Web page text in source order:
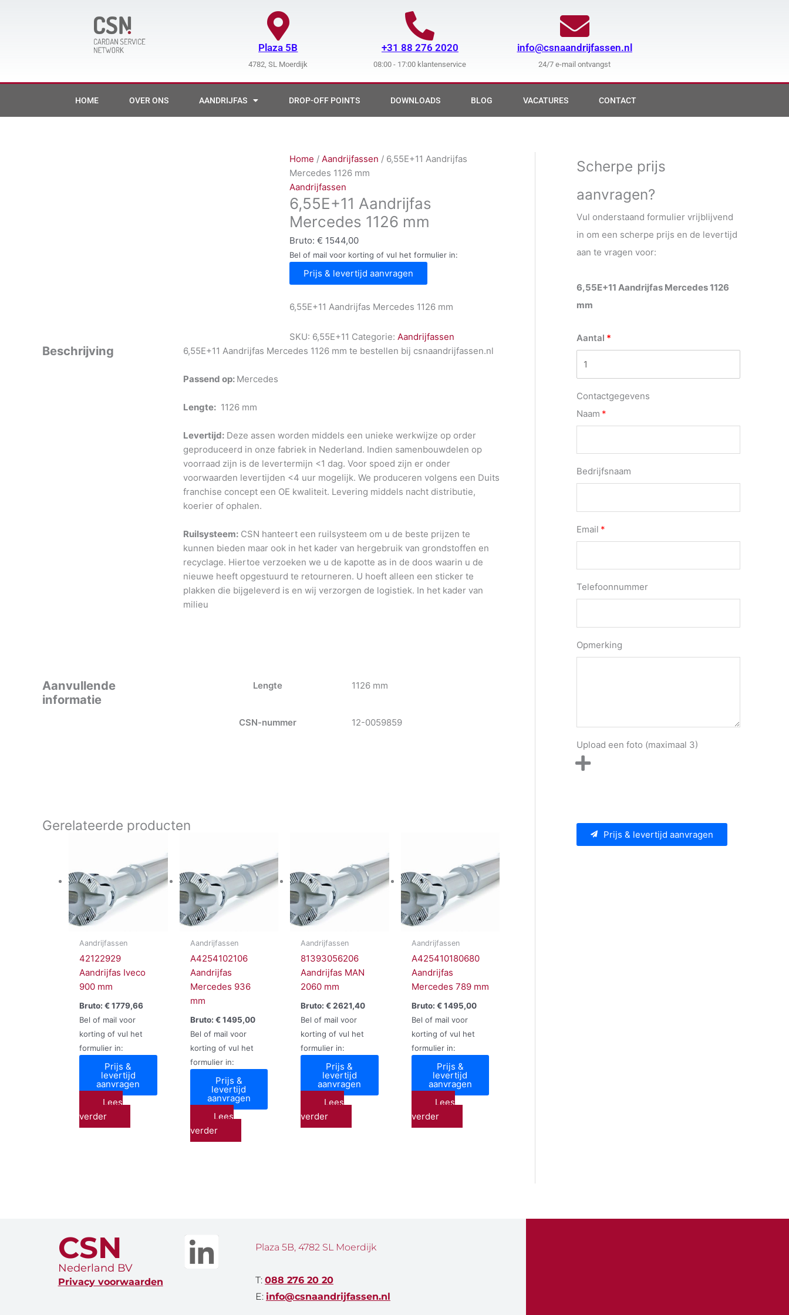
Plaza 5B
4782, SL Moerdijk
+31 88 276 2020
08:00 - 17:00 klantenservice
info@csnaandrijfassen.nl
24/7 e-mail ontvangst
HOME OVER ONS AANDRIJFAS DROP-OFF POINTS DOWNLOADS BLOG VACATURES CONTACT
Home / Aandrijfassen / 6,55E+11 Aandrijfas
Mercedes 1126 mm
Aandrijfassen
6,55E+11 Aandrijfas
Mercedes 1126 mm
Bruto: € 1544,00
Bel of mail voor korting of vul het formulier in:
Prijs & levertijd aanvragen
6,55E+11 Aandrijfas Mercedes 1126 mm
SKU: 6,55E+11 Categorie: Aandrijfassen
Beschrijving 6,55E+11 Aandrijfas Mercedes 1126 mm te bestellen bij csnaandrijfassen.nl
Passend op: Mercedes
Lengte: 1126 mm
Levertijd: Deze assen worden middels een unieke werkwijze op order
geproduceerd in onze fabriek in Nederland. Indien samenbouwdelen op
voorraad zijn is de levertermijn <1 dag. Voor spoed zijn er onder
voorwaarden levertijden <4 uur mogelijk. We produceren volgens een Duits
franchise concept een OE kwaliteit. Levering middels nacht distributie,
koerier of ophalen.
Ruilsysteem: CSN hanteert een ruilsysteem om u de beste prijzen te
kunnen bieden maar ook in het kader van hergebruik van grondstoffen en
recyclage. Hiertoe verzoeken we u de kapotte as in de doos waarin u de
nieuwe heeft opgestuurd te retourneren. U hoeft alleen een sticker te
plakken die bijgeleverd is en wij verzorgen de logistiek. In het kader van
milieu
Aanvullende
informatie
Lengte 1126 mm
CSN-nummer 12-0059859
Gerelateerde producten
Aandrijfassen
42122929
Aandrijfas Iveco
900 mm
Bruto: €1779,66
Bel of mail voor
korting of vul het
formulier in:
Prijs &
levertijd
aanvragen
Lees
verder
Aandrijfassen
A4254102106
Aandrijfas
Mercedes 936
mm
Bruto: €1495,00
Bel of mail voor
korting of vul het
formulier in:
Prijs &
levertijd
aanvragen
Lees
verder
Aandrijfassen
81393056206
Aandrijfas MAN
2060 mm
Bruto: €2621,40
Bel of mail voor
korting of vul het
formulier in:
Prijs &
levertijd
aanvragen
Lees
verder
Aandrijfassen
A425410180680
Aandrijfas
Mercedes 789 mm
Bruto: €1495,00
Bel of mail voor
korting of vul het
formulier in:
Prijs &
levertijd
aanvragen
Lees
verder
Scherpe prijs
aanvragen?
Vul onderstaand formulier vrijblijvend
in om een scherpe prijs en de levertijd
aan te vragen voor:
6,55E+11 Aandrijfas Mercedes 1126
mm
Aantal
Contactgegevens
Naam
Bedrijfsnaam
Email
Telefoonnummer
Opmerking
Upload een foto (maximaal 3)
Prijs & levertijd aanvragen
CSN
Nederland BV
Privacy voorwaarden
Plaza 5B, 4782 SL Moerdijk
T: 088 276 20 20
E: info@csnaandrijfassen.nl